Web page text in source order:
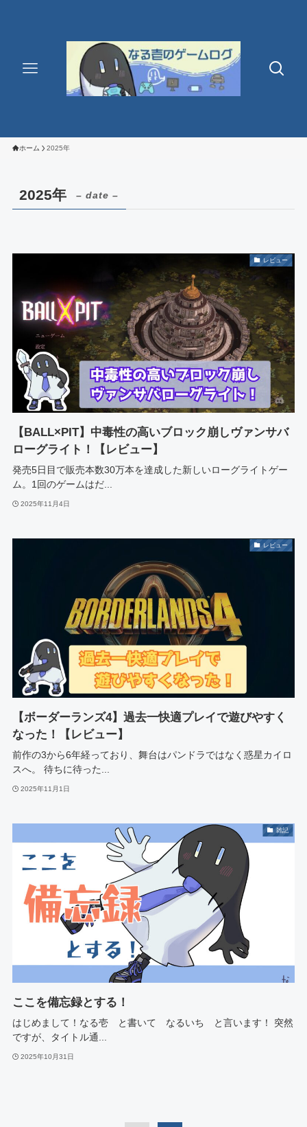
ホーム 2025年
2025年 – date –
レビュー
【BALL×PIT】中毒性の高いブロック崩しヴァンサバ
ローグライト！【レビュー】
発売5日目で販売本数30万本を達成した新しいローグライトゲー
ム。1回のゲームはだ...
2025年11月4日
レビュー
【ボーダーランズ4】過去一快適プレイで遊びやすく
なった！【レビュー】
前作の3から6年経っており、舞台はパンドラではなく惑星カイロ
スへ。 待ちに待った...
2025年11月1日
雑記
ここを備忘録とする！
はじめまして！なる壱 と書いて なるいち と言います！ 突然
ですが、タイトル通...
2025年10月31日